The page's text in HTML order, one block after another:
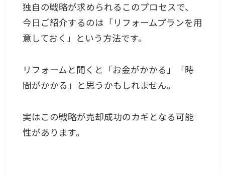
独自の戦略が求められるこのプロセスで、
今日ご紹介するのは「リフォームプランを用
意しておく」という方法です。
リフォームと聞くと「お金がかかる」「時
間がかかる」と思うかもしれません。
実はこの戦略が売却成功のカギとなる可能
性があります。